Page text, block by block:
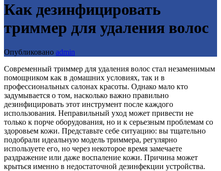
Как дезинфицировать
триммер для удаления волос
Опубликовано admin
Современный триммер для удаления волос стал незаменимым
помощником как в домашних условиях, так и в
профессиональных салонах красоты. Однако мало кто
задумывается о том, насколько важно правильно
дезинфицировать этот инструмент после каждого
использования. Неправильный уход может привести не
только к порче оборудования, но и к серьезным проблемам со
здоровьем кожи. Представьте себе ситуацию: вы тщательно
подобрали идеальную модель триммера, регулярно
используете его, но через некоторое время замечаете
раздражение или даже воспаление кожи. Причина может
крыться именно в недостаточной дезинфекции устройства.